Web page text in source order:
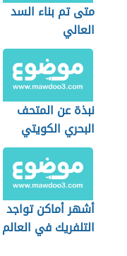
متى تم بناء السد
العالي
نبذة عن المتحف
البحري الكويتي
أشهر أماكن تواجد
التلفريك في العالم